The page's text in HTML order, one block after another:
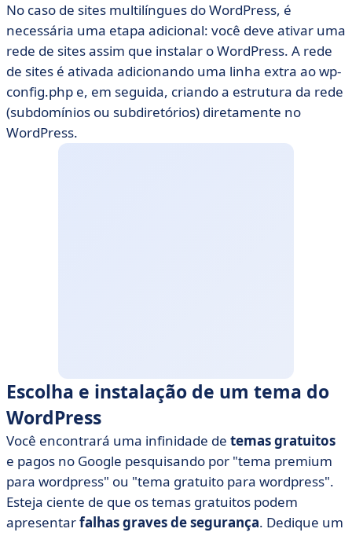
No caso de sites multilíngues do WordPress, é
necessária uma etapa adicional: você deve ativar uma
rede de sites assim que instalar o WordPress. A rede
de sites é ativada adicionando uma linha extra ao wp-
config.php e, em seguida, criando a estrutura da rede
(subdomínios ou subdiretórios) diretamente no
WordPress.
Escolha e instalação de um tema do
WordPress
Você encontrará uma infinidade de temas gratuitos
e pagos no Google pesquisando por "tema premium
para wordpress" ou "tema gratuito para wordpress".
Esteja ciente de que os temas gratuitos podem
apresentarfalhas graves de segurança. Dedique um